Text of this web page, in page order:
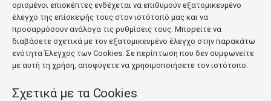
ορισμένοι επισκέπτες ενδέχεται να επιθυμούν εξατομικευμένο
έλεγχο της επίσκεψής τους στον ιστότοπό μας και να
προσαρμόσουν ανάλογα τις ρυθμίσεις τους. Μπορείτε να
διαβάσετε σχετικά με τον εξατομικευμένο έλεγχο στην παρακάτω
ενότητα Έλεγχος των Cookies. Σε περίπτωση που δεν συμφωνείτε
με αυτή τη χρήση, αποφύγετε να χρησιμοποιήσετε τον ιστότοπο.
Σχετικά με τα Cookies